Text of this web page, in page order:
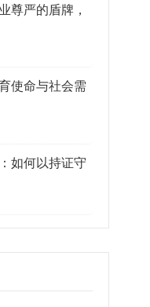
尊严的盾牌，
使命与社会需
如何以持证守